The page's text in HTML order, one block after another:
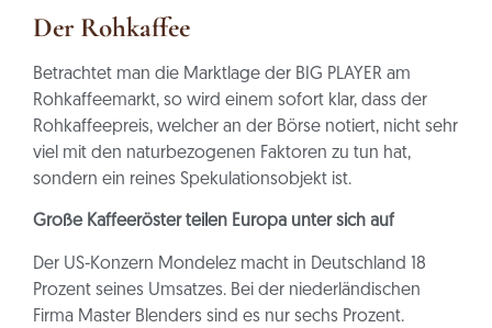
Der Rohkaffee
Betrachtet man die Marktlage der BIG PLAYER am
Rohkaffeemarkt, so wird einem sofort klar, dass der
Rohkaffeepreis, welcher an der Börse notiert, nicht sehr
viel mit den naturbezogenen Faktoren zu tun hat,
sondern ein reines Spekulationsobjekt ist.
Große Kaffeeröster teilen Europa unter sich auf
Der US-Konzern Mondelez macht in Deutschland 18
Prozent seines Umsatzes. Bei der niederländischen
Firma Master Blenders sind es nur sechs Prozent.